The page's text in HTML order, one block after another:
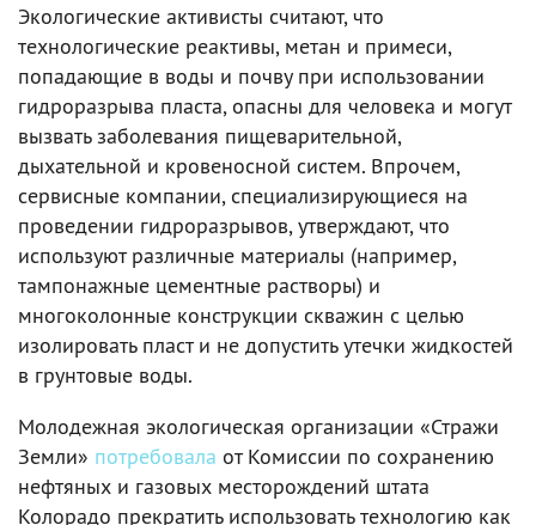
Экологические активисты считают, что
технологические реактивы, метан и примеси,
попадающие в воды и почву при использовании
гидроразрыва пласта, опасны для человека и могут
вызвать заболевания пищеварительной,
дыхательной и кровеносной систем. Впрочем,
сервисные компании, специализирующиеся на
проведении гидроразрывов, утверждают, что
используют различные материалы (например,
тампонажные цементные растворы) и
многоколонные конструкции скважин с целью
изолировать пласт и не допустить утечки жидкостей
в грунтовые воды.
Молодежная экологическая организации «Стражи
Земли» потребовала от Комиссии по сохранению
нефтяных и газовых месторождений штата
Колорадо прекратить использовать технологию как